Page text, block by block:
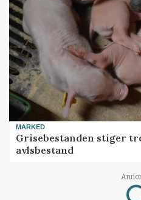
MARKED
Grisebestanden stiger
avlsbestand